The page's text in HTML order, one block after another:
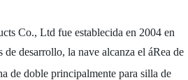
Co., Ltd fue establecida en 2004 en
desarrollo, la nave alcanza el áRea de
de doble principalmente para silla de